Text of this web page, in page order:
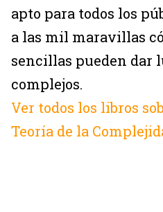
apto para todos los
a las mil maravillas
sencillas pueden dar
complejos.
Ver todos los libros
Teoría de la